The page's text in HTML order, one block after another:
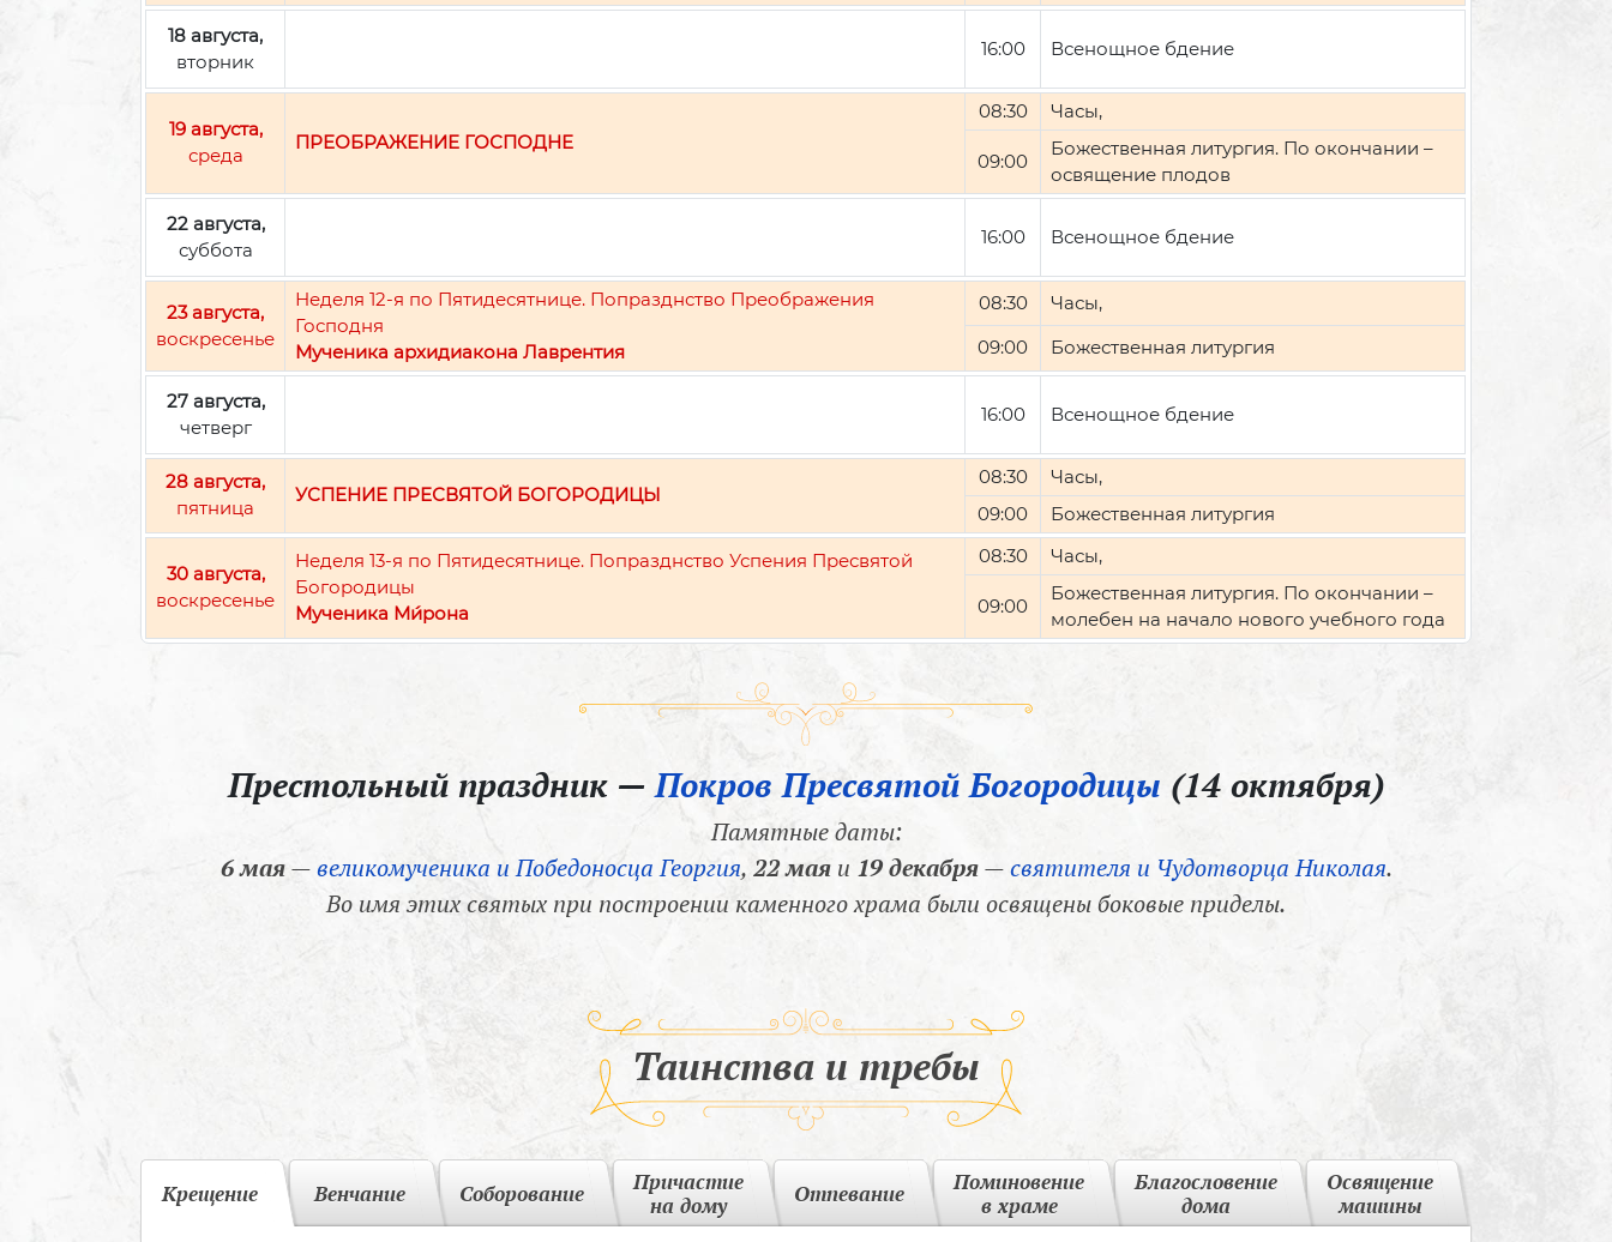
18 августа,
вторник
16:00 Всенощное бдение
19 августа,
среда
ПРЕОБРАЖЕНИЕ ГОСПОДНЕ
08:30 Часы,
09:00
Божественная литургия. По окончании –
освящение плодов
22 августа,
суббота
16:00 Всенощное бдение
23 августа,
воскресенье
Неделя 12-я по Пятидесятнице. Попразднство Преображения
Господня
Мученика архидиакона Лаврентия
08:30
Часы,
09:00
Божественная литургия
27 августа,
четверг
16:00 Всенощное бдение
28 августа,
пятница
УСПЕНИЕ ПРЕСВЯТОЙ БОГОРОДИЦЫ
08:30
Часы,
09:00
Божественная литургия
30 августа,
воскресенье
Неделя 13-я по Пятидесятнице. Попразднство Успения Пресвятой
Богородицы
Мученика Ми́рона
08:30 Часы,
09:00
Божественная литургия. По окончании –
молебен на начало нового учебного года
Престольный праздник —Покров Пресвятой Богородицы (14 октября)
Памятные даты:
6 мая—великомученика и Победоносца Георгия, 22 маяи 19 декабря—святителя и Чудотворца Николая.
Во имя этих святых при построении каменного храма были освящены боковые приделы.
Таинства и требы
Крещение Венчание Соборование
Причастие
на дому
Отпевание
Поминовение
в храме
Благословение
дома
Освящение
машины